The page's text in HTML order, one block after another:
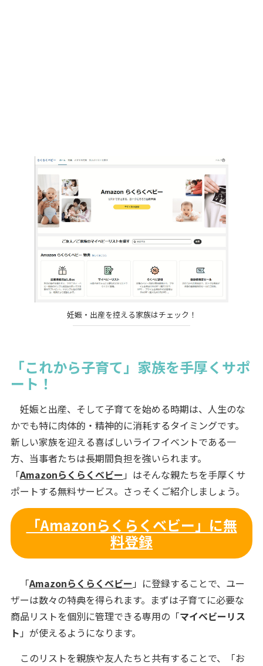
妊娠・出産を控える家族はチェック！
「これから子育て」家族を手厚くサポ
ート！
妊娠と出産、そして子育てを始める時期は、人生のな
かでも特に肉体的・精神的に消耗するタイミングです。
新しい家族を迎える喜ばしいライフイベントである一
方、当事者たちは長期間負担を強いられます。
「Amazonらくらくベビー 」はそんな親たちを手厚くサ
ポートする無料サービス。さっそくご紹介しましょう。
「Amazonらくらくベビー」に無
料登録
「Amazonらくらくベビー 」に登録することで、ユー
ザーは数々の特典を得られます。まずは子育てに必要な
商品リストを個別に管理できる専用の「マイベビーリス
ト 」が使えるようになります。
このリストを親族や友人たちと共有することで、「お